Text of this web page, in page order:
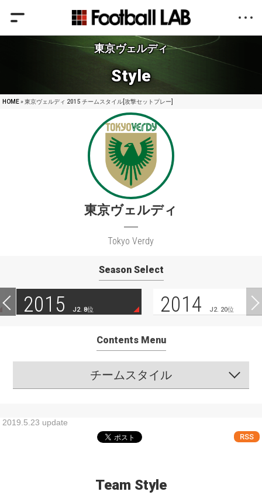
東京ヴェルディ
Style
HOME» 東京ヴェルディ 2015 チームスタイル[攻撃セットプレー]
東京ヴェルディ
Tokyo Verdy
Season Select
2015 J2. 8位 2014 J2. 20位
Contents Menu
チームスタイル
2019.5.23 update
RSS
Team Style